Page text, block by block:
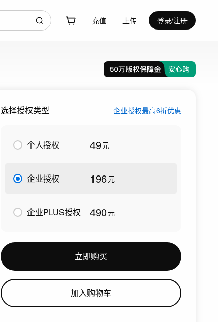
充值 上传 登录/注册
选择授权类型 企业授权最高6折优惠
个人授权 49元
企业授权 196元
企业PLUS授权 490元
立即购买
加入购物车